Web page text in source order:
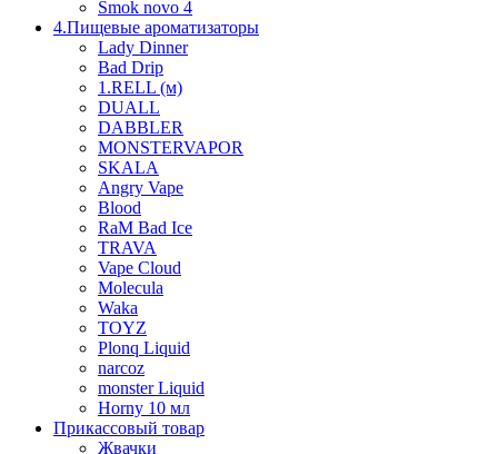
Smok novo 4
4.Пищевые ароматизаторы
Lady Dinner
Bad Drip
1.RELL (м)
DUALL
DABBLER
MONSTERVAPOR
SKALA
Angry Vape
Blood
RaM Bad Ice
TRAVA
Vape Cloud
Molecula
Waka
TOYZ
Plonq Liquid
narcoz
monster Liquid
Horny 10 мл
Прикассовый товар
Жвачки